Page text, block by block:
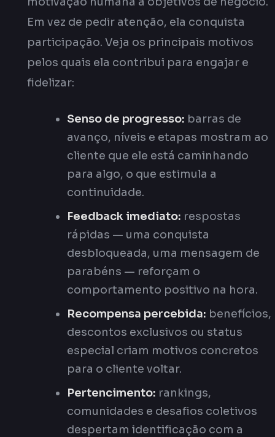
Em vez de pedir atenção, ela conquista
participação. Veja os principais motivos
pelos quais ela contribui para engajar e
fidelizar:
Senso de progresso: barras de
avanço, níveis e etapas mostram ao
cliente que ele está caminhando
para algo, o que estimula a
continuidade.
Feedback imediato: respostas
rápidas — uma conquista
desbloqueada, uma mensagem de
parabéns — reforçam o
comportamento positivo na hora.
Recompensa percebida: benefícios,
descontos exclusivos ou status
especial criam motivos concretos
para o cliente voltar.
Pertencimento: rankings,
comunidades e desafios coletivos
despertam identificação com a